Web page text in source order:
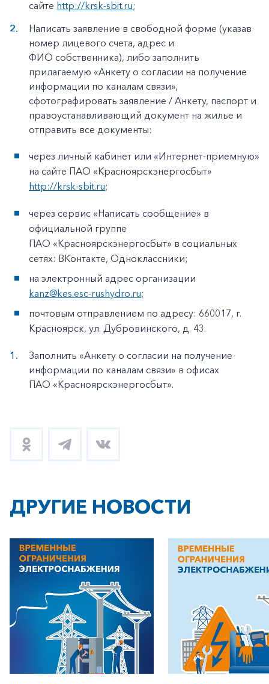
сайте http://krsk-sbit.ru;
Написать заявление в свободной форме (указав
номер лицевого счета, адрес и
ФИО собственника), либо заполнить
прилагаемую «Анкету о согласии на получение
информации по каналам связи»,
сфотографировать заявление / Анкету, паспорт и
правоустанавливающий документ на жилье и
отправить все документы:
через личный кабинет или «Интернет-приемную»
на сайте ПАО «Красноярскэнергосбыт»
http://krsk-sbit.ru;
через сервис «Написать сообщение» в
официальной группе
ПАО «Красноярскэнергосбыт» в социальных
сетях: ВКонтакте, Одноклассники;
на электронный адрес организации
kanz@kes.esc-rushydro.ru;
почтовым отправлением по адресу: 660017, г.
Красноярск, ул. Дубровинского, д. 43.
Заполнить «Анкету о согласии на получение
информации по каналам связи» в офисах
ПАО «Красноярскэнергосбыт».
ДРУГИЕ НОВОСТИ